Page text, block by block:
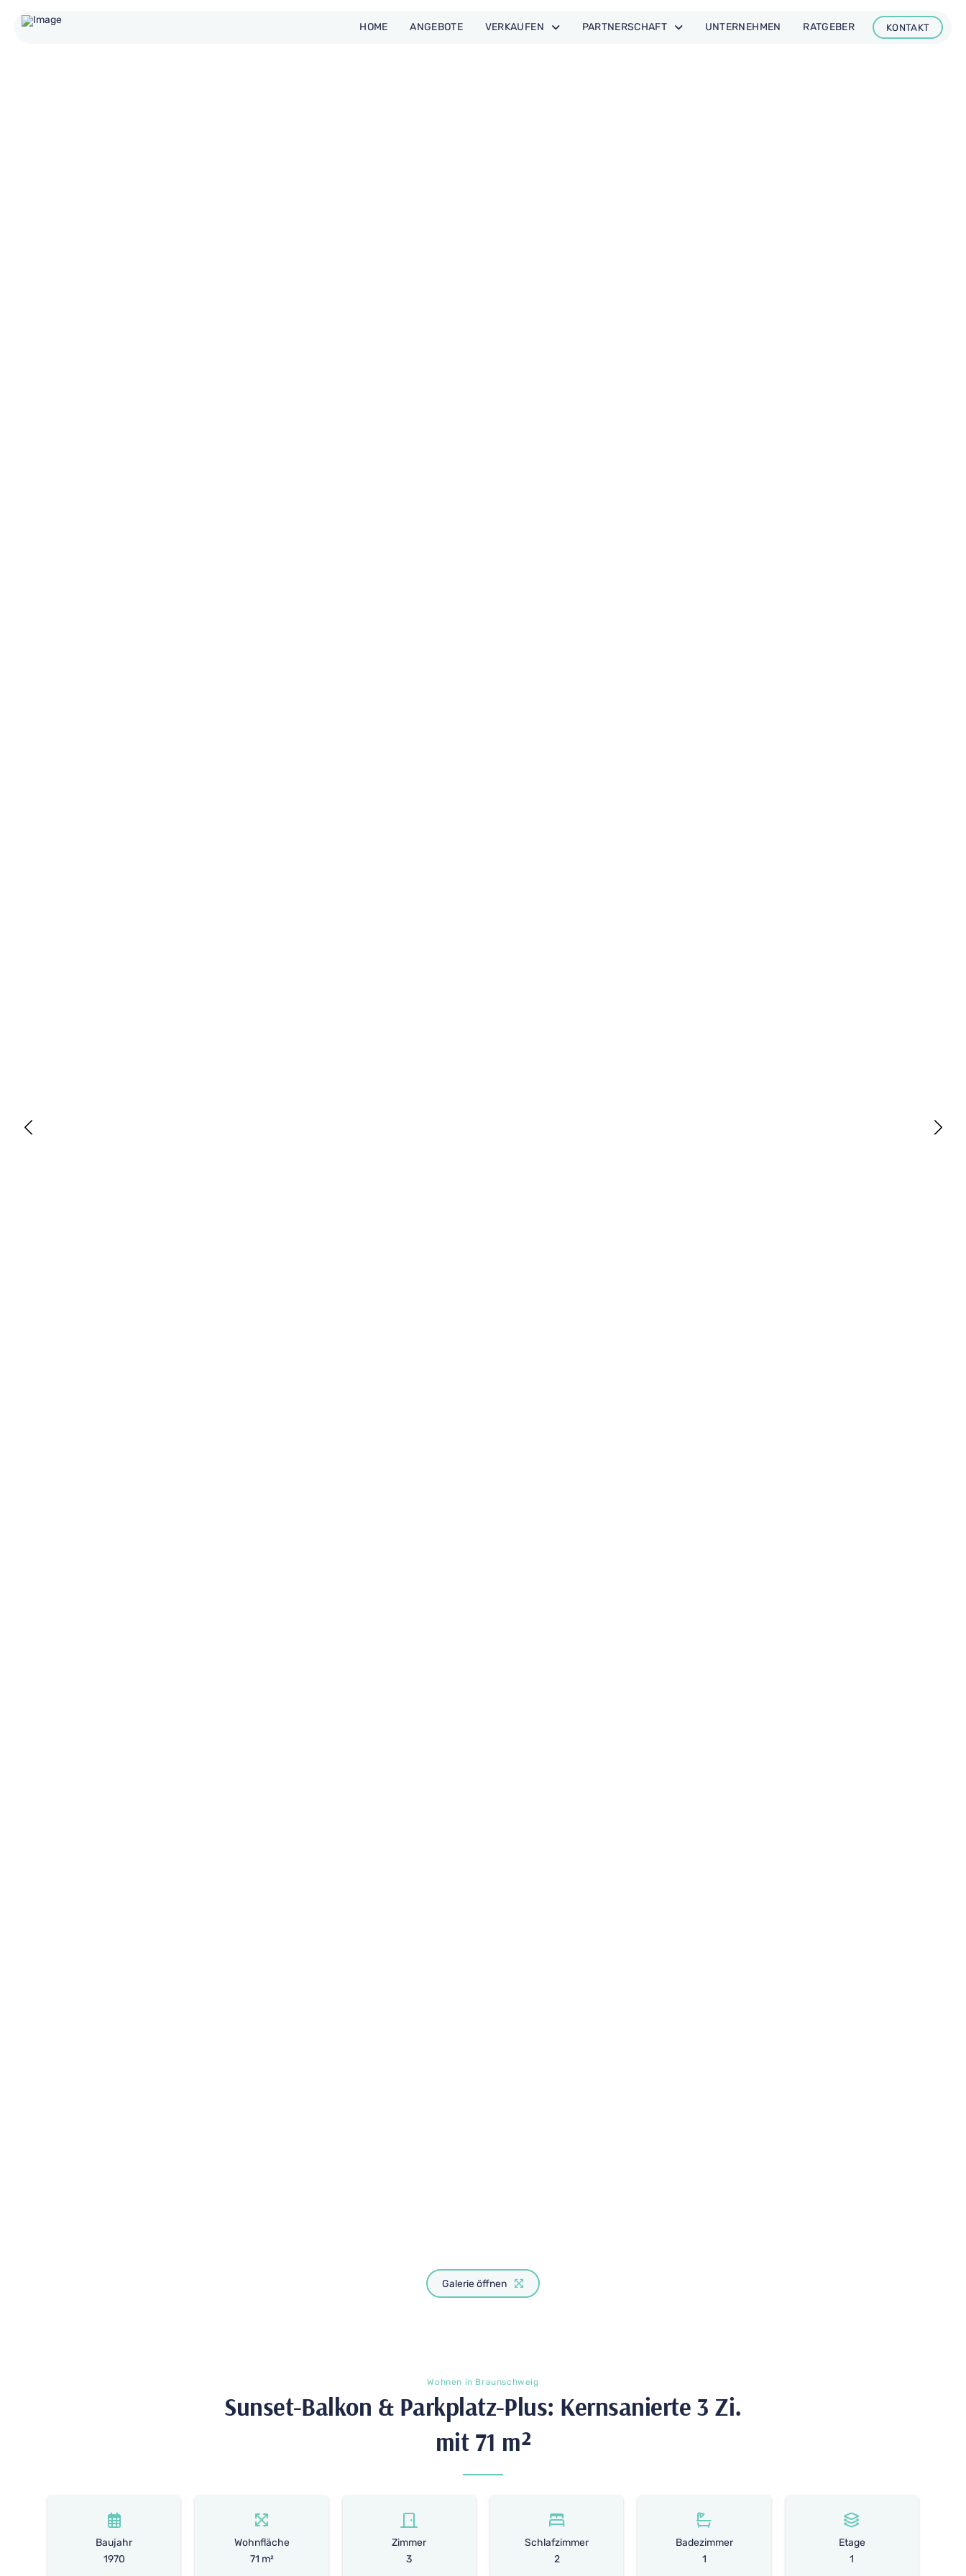
HOME ANGE­BOTE VER­KAUFEN PART­NER­SCHAFT UNTER­NEHMEN RAT­GEBER KONTAKT
Galerie öffnen
Wohnen in Braunschweig
Sunset-Balkon & Park­platz-Plus: Kern­sa­nierte 3 Zi.
mit 71 m²
Baujahr
1970
Wohnfläche
71 m²
Zimmer
3
Schlafzimmer
2
Badezimmer
1
Etage
1